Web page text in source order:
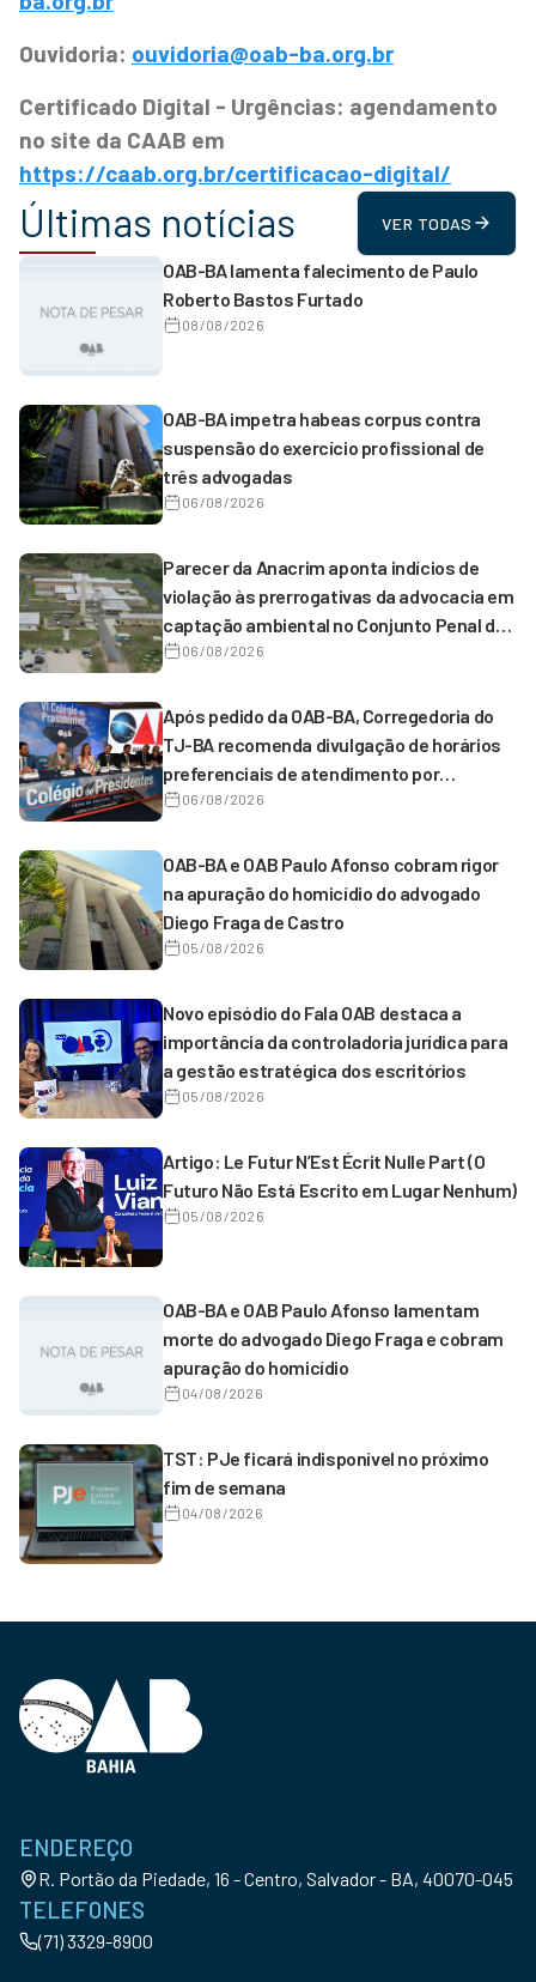
Ouvidoria: ouvidoria@oab-ba.org.br
Certificado Digital - Urgências: agendamento
no site da CAAB em
https://caab.org.br/certificacao-digital/
Últimas notícias VER TODAS
OAB-BA lamenta falecimento de Paulo
Roberto Bastos Furtado
08/08/2026
OAB-BA impetra habeas corpus contra
suspensão do exercício profissional de
três advogadas
06/08/2026
Parecer da Anacrim aponta indícios de
violação às prerrogativas da advocacia em
captação ambiental no Conjunto Penal de
Serrinha
06/08/2026
Após pedido da OAB-BA, Corregedoria do
TJ-BA recomenda divulgação de horários
preferenciais de atendimento por
magistrados de 1º grau
06/08/2026
OAB-BA e OAB Paulo Afonso cobram rigor
na apuração do homicídio do advogado
Diego Fraga de Castro
05/08/2026
Novo episódio do Fala OAB destaca a
importância da controladoria jurídica para
a gestão estratégica dos escritórios
05/08/2026
Artigo: Le Futur N’Est Écrit Nulle Part (O
Futuro Não Está Escrito em Lugar Nenhum)
05/08/2026
OAB-BA e OAB Paulo Afonso lamentam
morte do advogado Diego Fraga e cobram
apuração do homicídio
04/08/2026
TST: PJe ficará indisponível no próximo
fim de semana
04/08/2026
ENDEREÇO
R. Portão da Piedade, 16 - Centro, Salvador - BA, 40070-045
TELEFONES
(71) 3329-8900